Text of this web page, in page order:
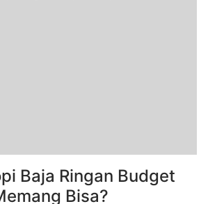
Baja Ringan Budget
Bisa?